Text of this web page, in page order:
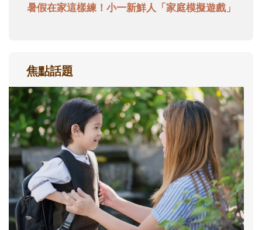
暑假在家這樣練！小一新鮮人「家庭模擬遊戲」
焦點話題